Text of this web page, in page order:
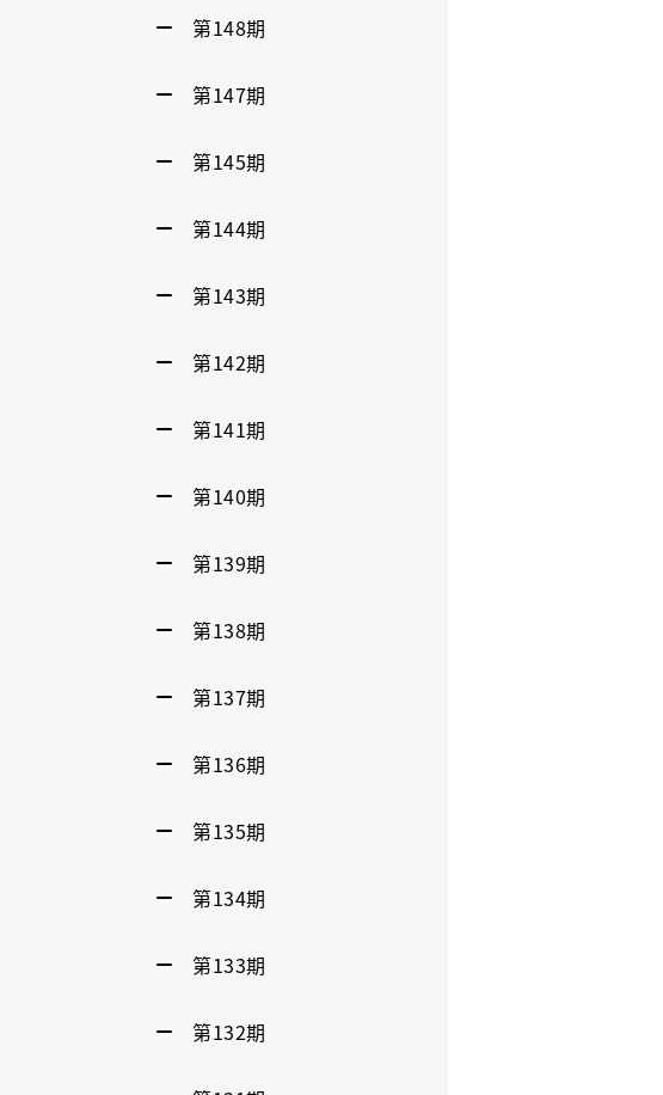
第148期
第147期
第145期
第144期
第143期
第142期
第141期
第140期
第139期
第138期
第137期
第136期
第135期
第134期
第133期
第132期